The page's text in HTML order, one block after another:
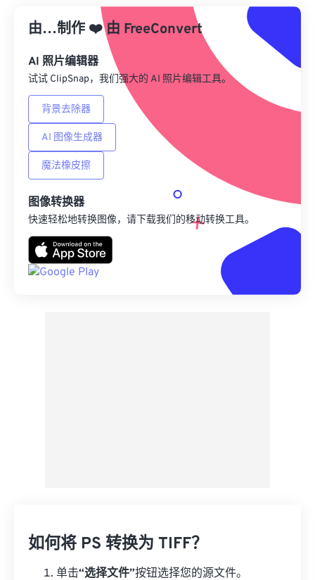
从预设应用
另存为预设
由…制作 ❤️由 FreeConvert
AI 照片编辑器
试试 ClipSnap，我们强大的 AI 照片编辑工具。
背景去除器
AI 图像生成器
魔法橡皮擦
图像转换器
快速轻松地转换图像，请下载我们的移动转换工具。
如何将 PS 转换为 TIFF？
单击“选择文件”按钮选择您的源文件。